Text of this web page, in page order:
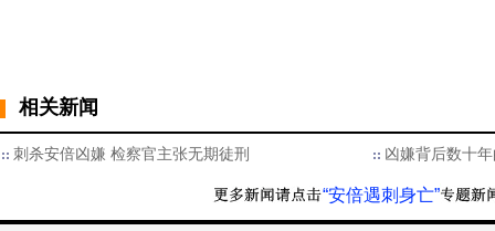
相关新闻
刺杀安倍凶嫌 检察官主张无期徒刑 凶嫌背后数十
“安倍遇刺身亡”